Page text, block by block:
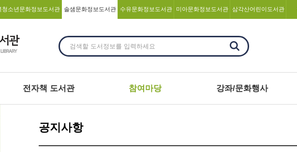
청소년문화정보도서관 솔샘문화정보도서관 수유문화정보도서관 미아문화정보도서관 삼각산어린이도서관
전자책 도서관 참여마당 강좌/문화행사
공지사항